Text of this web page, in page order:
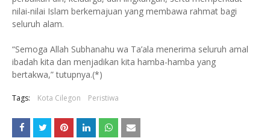
nilai-nilai Islam berkemajuan yang membawa rahmat bagi
seluruh alam.
“Semoga Allah Subhanahu wa Ta’ala menerima seluruh amal
ibadah kita dan menjadikan kita hamba-hamba yang
bertakwa,” tutupnya.(*)
Tags: Kota Cilegon Peristiwa